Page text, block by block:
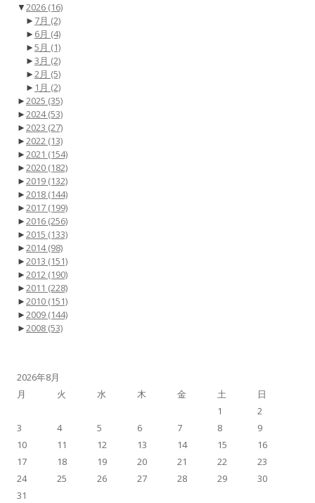
▼2026 (16)
► 7月 (2)
► 6月 (4)
►5月 (1)
►3月 (2)
►2月 (5)
► 1月 (2)
►2025 (35)
►2024(53)
►2023 (27)
►2022 (13)
►2021 (154)
►2020 (182)
►2019 (132)
►2018 (144)
►2017 (199)
►2016 (256)
►2015 (133)
►2014(98)
►2013 (151)
►2012 (190)
►2011 (228)
►2010 (151)
►2009 (144)
►2008 (53)
2026年8月
月
火 水 木 金 土 日
1
2
3
4 5 6 7 8
9
10
11 12 13 14 15
16
17
18 19 20 21 22
23
24
25 26 27 28 29
30
31